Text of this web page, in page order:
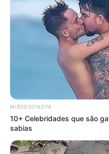
MIRSEGONDYA
10+ Celebridades que são
sabias